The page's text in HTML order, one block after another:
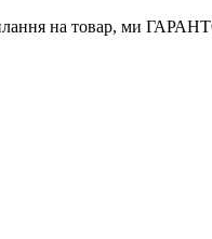
на товар, ми